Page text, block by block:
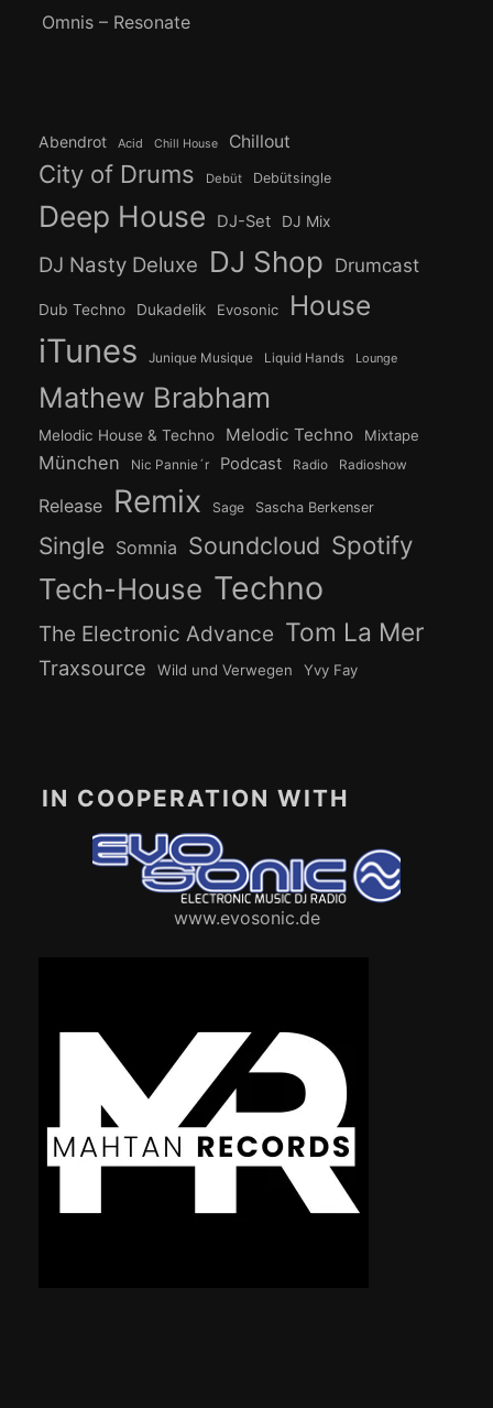
Omnis – Resonate
Abendrot Acid Chill House Chillout
City of Drums Debüt Debütsingle
Deep House DJ-Set DJ Mix
DJ Nasty Deluxe DJ Shop Drumcast
Dub Techno Dukadelik Evosonic House
iTunes Junique Musique Liquid Hands Lounge
Mathew Brabham
Melodic House & Techno Melodic Techno Mixtape
München Nic Pannie´r Podcast Radio Radioshow
Release Remix Sage Sascha Berkenser
Single Somnia Soundcloud Spotify
Tech-House Techno
The Electronic Advance Tom La Mer
Traxsource Wild und Verwegen Yvy Fay
IN COOPERATION WITH
www.evosonic.de